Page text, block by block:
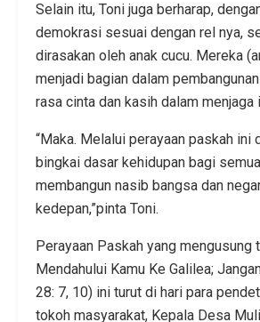
Selain itu, Toni juga berharap,
demokrasi sesuai dengan rel nya,
dirasakan oleh anak cucu. Mereka
menjadi bagian dalam
rasa cinta dan kasih dalam menjaga
“Maka. Melalui perayaan paskah ini
bingkai dasar kehidupan bagi
membangun nasib bangsa dan
kedepan,”pinta Toni.
Perayaan Paskah yang mengusung
Mendahului Kamu Ke Galilea;
28: 7, 10) ini turut di hari para
tokoh masyarakat, Kepala Desa